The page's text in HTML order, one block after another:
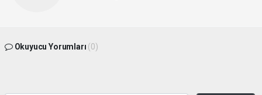
Okuyucu Yorumları (0)